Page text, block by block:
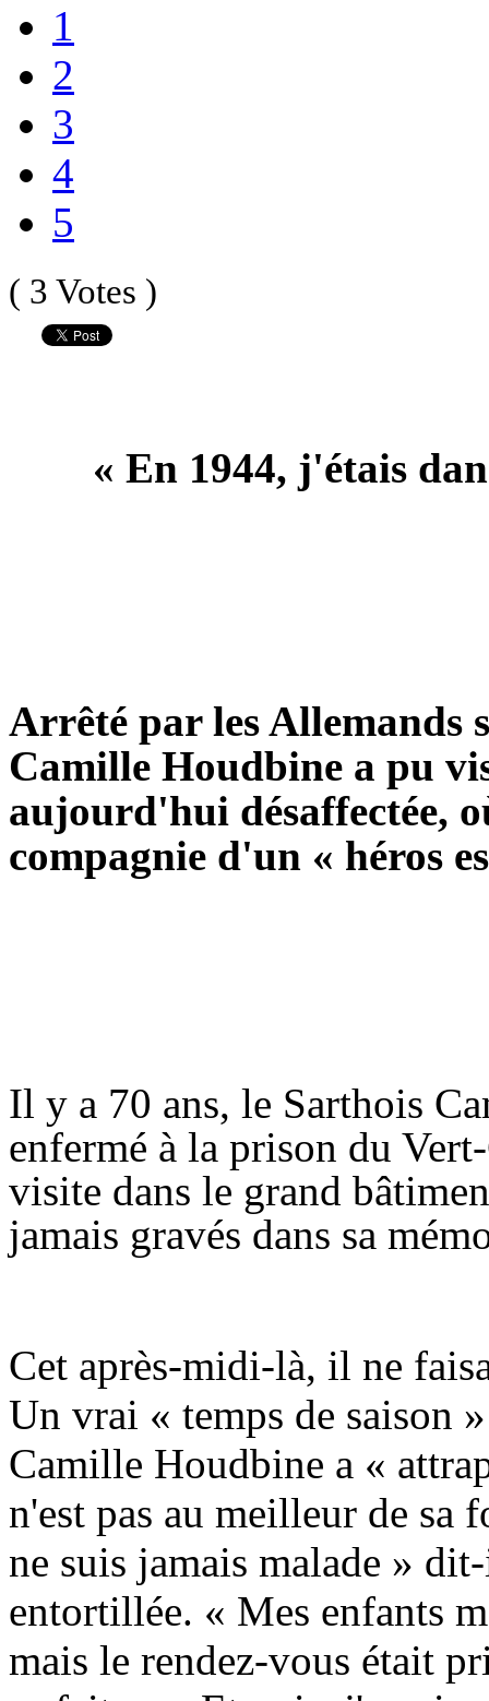
1
2
3
4
5
( 3 Votes )
« En 1944, j'étais
Arrêté par les Allemands
Camille Houdbine a pu
aujourd'hui désaffectée,
compagnie d'un « héros
Il y a 70 ans, le Sarthois
enfermé à la prison du
visite dans le grand
jamais gravés dans sa
Cet après-midi-là, il ne
Un vrai « temps de saison
Camille Houdbine a «
n'est pas au meilleur de sa
ne suis jamais malade »
entortillée. « Mes enfants
mais le rendez-vous était